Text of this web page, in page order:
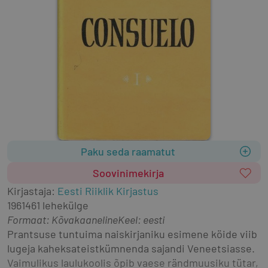
Paku seda raamatut
Soovinimekirja
Kirjastaja: Eesti Riiklik Kirjastus
1961461 lehekülge
Formaat: KõvakaanelineKeel: eesti
Prantsuse tuntuima naiskirjaniku esimene köide viib
lugeja kaheksateistkümnenda sajandi Veneetsiasse.
Vaimulikus laulukoolis õpib vaese rändmuusiku tütar,